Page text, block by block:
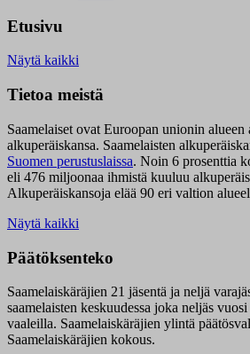
Etusivu
Näytä kaikki
Tietoa meistä
Saamelaiset ovat Euroopan unionin alueen
alkuperäiskansa. Saamelaisten
Suomen perustuslaissa. Noin 6 prosenttia
eli 476 miljoonaa ihmistä kuuluu
Alkuperäiskansoja elää 90 eri valtion
Näytä kaikki
Päätöksenteko
Saamelaiskäräjien 21 jäsentä ja neljä
saamelaisten keskuudessa joka neljäs
vaaleilla. Saamelaiskäräjien ylintä
Saamelaiskäräjien kokous.